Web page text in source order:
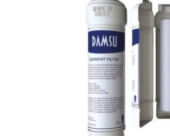
Filtra las impurezas mayores
como: moho, tierra, arena,